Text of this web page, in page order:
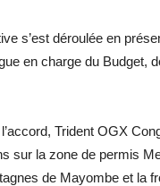
s’est déroulée en
en charge du Budget,
Trident OGX
sur la zone de permis
de Mayombe et la